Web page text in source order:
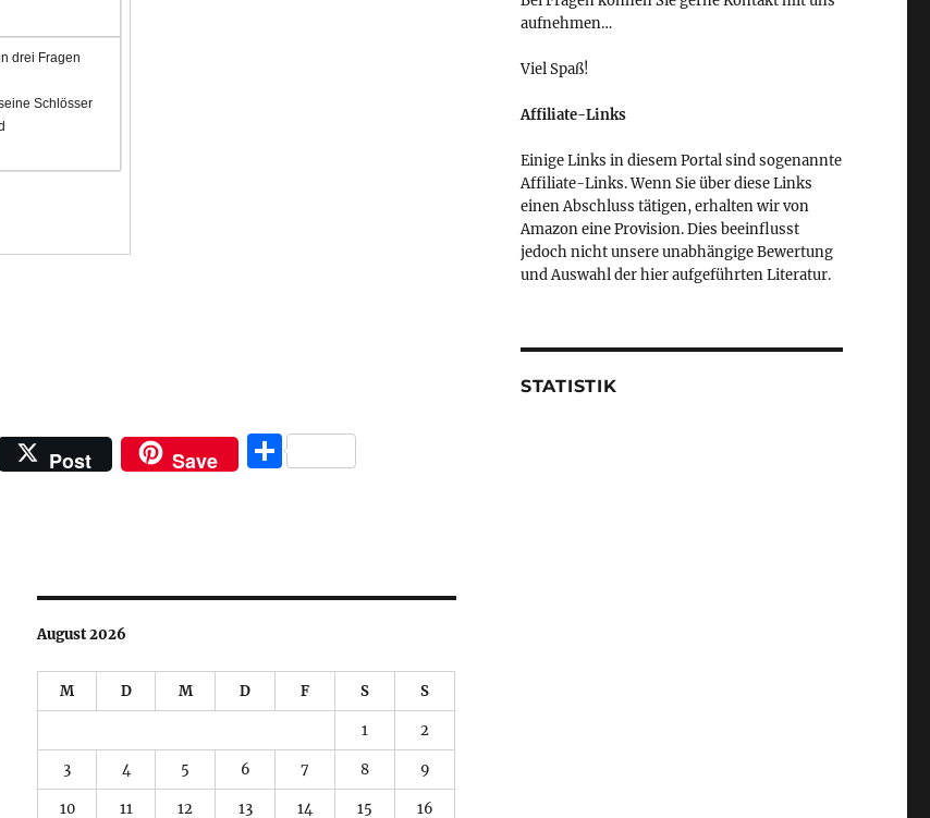
drei Fragen
Schlösser
Post Save
T
August 2026
M D M D F S S
1 2
3 4 5 6 7 8 9
10 11 12 13 14 15 16
aufnehmen…
Viel Spaß!
Affiliate-Links
Einige Links in diesem Portal sind sogenannte
Affiliate-Links. Wenn Sie über diese Links
einen Abschluss tätigen, erhalten wir von
Amazon eine Provision. Dies beeinflusst
jedoch nicht unsere unabhängige Bewertung
und Auswahl der hier aufgeführten Literatur.
STATISTIK